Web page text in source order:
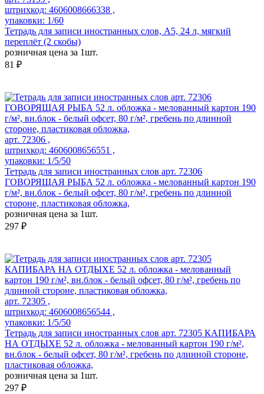
штрихкод: 4606008666338 ,
упаковки: 1/60
Тетрадь для записи иностранных слов, А5, 24 л, мягкий
переплёт (2 скобы)
розничная цена за 1шт.
81 ₽
арт. 72306 ,
штрихкод: 4606008656551 ,
упаковки: 1/5/50
Тетрадь для записи иностранных слов арт. 72306
ГОВОРЯЩАЯ РЫБА 52 л. обложка - мелованный картон 190
г/м², вн.блок - белый офсет, 80 г/м², гребень по длинной
стороне, пластиковая обложка,
розничная цена за 1шт.
297 ₽
арт. 72305 ,
штрихкод: 4606008656544 ,
упаковки: 1/5/50
Тетрадь для записи иностранных слов арт. 72305 КАПИБАРА
НА ОТДЫХЕ 52 л. обложка - мелованный картон 190 г/м²,
вн.блок - белый офсет, 80 г/м², гребень по длинной стороне,
пластиковая обложка,
розничная цена за 1шт.
297 ₽